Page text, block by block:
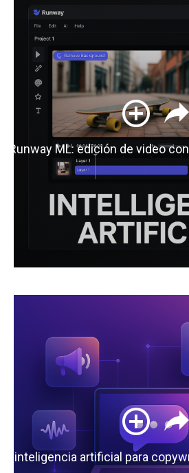
Runway ML: edición de video
la inteligencia artificial para